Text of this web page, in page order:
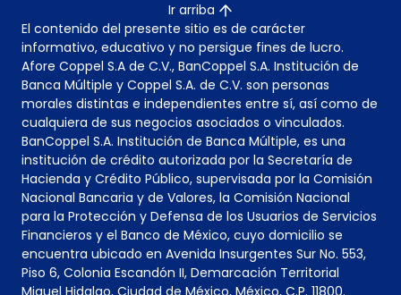
Ir arriba
El contenido del presente sitio es de carácter
informativo, educativo y no persigue fines de lucro.
Afore Coppel S.A de C.V., BanCoppel S.A. Institución de
Banca Múltiple y Coppel S.A. de C.V. son personas
morales distintas e independientes entre sí, así como de
cualquiera de sus negocios asociados o vinculados.
BanCoppel S.A. Institución de Banca Múltiple, es una
institución de crédito autorizada por la Secretaría de
Hacienda y Crédito Público, supervisada por la Comisión
Nacional Bancaria y de Valores, la Comisión Nacional
para la Protección y Defensa de los Usuarios de Servicios
Financieros y el Banco de México, cuyo domicilio se
encuentra ubicado en Avenida Insurgentes Sur No. 553,
Piso 6, Colonia Escandón II, Demarcación Territorial
Miguel Hidalgo, Ciudad de México, México, C.P. 11800.